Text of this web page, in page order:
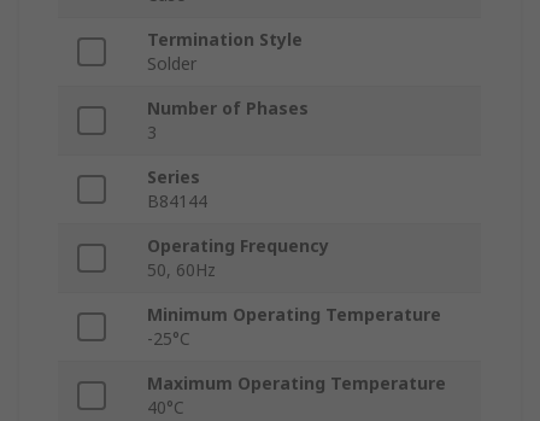
Termination Style
Solder
Number of Phases
3
Series
B84144
Operating Frequency
50, 60Hz
Minimum Operating Temperature
-25°C
Maximum Operating Temperature
40°C